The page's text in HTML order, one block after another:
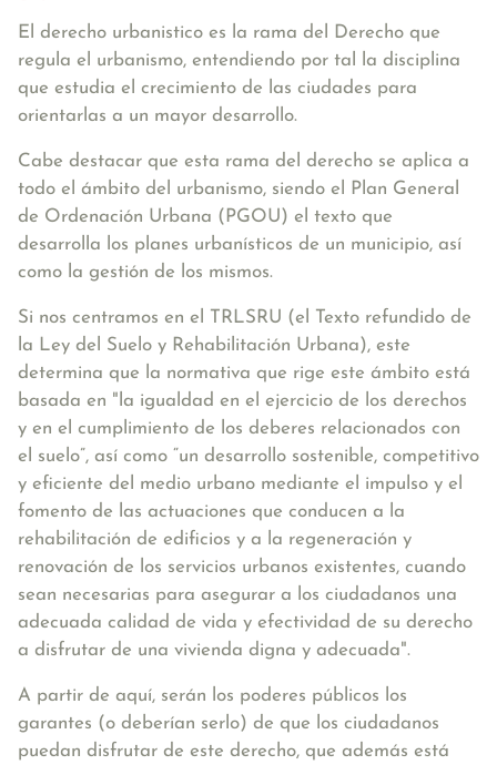
El derecho urbanistico es la rama del Derecho que
regula el urbanismo, entendiendo por tal la disciplina
que estudia el crecimiento de las ciudades para
orientarlas a un mayor desarrollo.
Cabe destacar que esta rama del derecho se aplica a
todo el ámbito del urbanismo, siendo el Plan General
de Ordenación Urbana (PGOU) el texto que
desarrolla los planes urbanísticos de un municipio, así
como la gestión de los mismos.
Si nos centramos en el TRLSRU (el Texto refundido de
la Ley del Suelo y Rehabilitación Urbana), este
determina que la normativa que rige este ámbito está
basada en "la igualdad en el ejercicio de los derechos
y en el cumplimiento de los deberes relacionados con
el suelo”, así como “un desarrollo sostenible, competitivo
y eficiente del medio urbano mediante el impulso y el
fomento de las actuaciones que conducen a la
rehabilitación de edificios y a la regeneración y
renovación de los servicios urbanos existentes, cuando
sean necesarias para asegurar a los ciudadanos una
adecuada calidad de vida y efectividad de su derecho
a disfrutar de una vivienda digna y adecuada".
A partir de aquí, serán los poderes públicos los
garantes (o deberían serlo) de que los ciudadanos
puedan disfrutar de este derecho, que además está